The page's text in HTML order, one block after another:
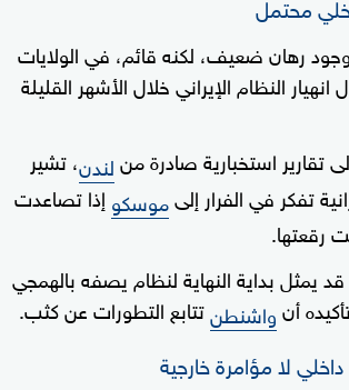
رهان ضعيف، لكنه قائم، في الولايات
النظام الإيراني خلال الأشهر القليلة
تقارير استخبارية صادرة منلندن، تشير
تفكر في الفرار إلىموسكو إذا تصاعدت
رقعتها.
يمثل بداية النهاية لنظام يصفه بالهمجي
أنواشنطنتتابع التطورات عن كثب.
لا مؤامرة خارجية